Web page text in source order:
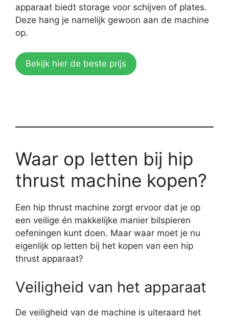
apparaat biedt storage voor schijven of plates.
Deze hang je namelijk gewoon aan de machine
op.
Bekijk hier de beste prijs
Waar op letten bij hip
thrust machine kopen?
Een hip thrust machine zorgt ervoor dat je op
een veilige én makkelijke manier bilspieren
oefeningen kunt doen. Maar waar moet je nu
eigenlijk op letten bij het kopen van een hip
thrust apparaat?
Veiligheid van het apparaat
De veiligheid van de machine is uiteraard het